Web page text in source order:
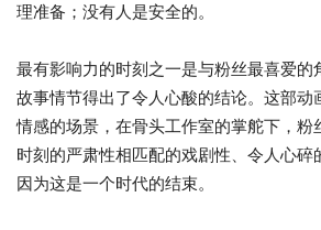
理准备；没有人是安全的。
最有影响力的时刻之一是与粉丝最喜爱的
故事情节得出了令人心酸的结论。这部动
情感的场景，在骨头工作室的掌舵下，粉
时刻的严肃性相匹配的戏剧性、令人心碎
因为这是一个时代的结束。